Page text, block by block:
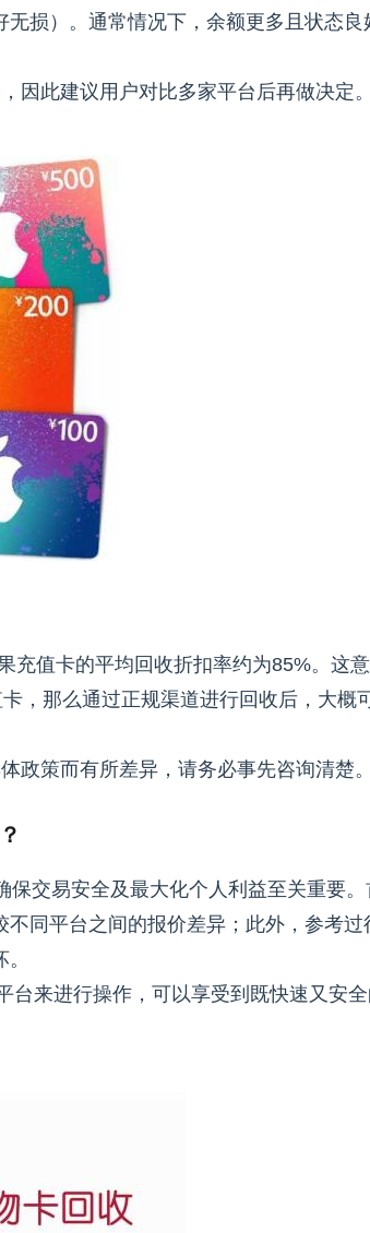
损）。通常情况下，余额更多且状态良
因此建议用户对比多家平台后再做决定
值卡的平均回收折扣率约为85%。这
，那么通过正规渠道进行回收后，大概
政策而有所差异，请务必事先咨询清楚
交易安全及最大化个人利益至关重要。
同平台之间的报价差异；此外，参考过
台来进行操作，可以享受到既快速又安